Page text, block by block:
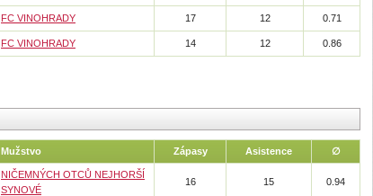
FC VINOHRADY 17 12 0.71
FC VINOHRADY 14 12 0.86
Mužstvo Zápasy Asistence ∅
NIČEMNÝCH OTCŮ NEJHORŠÍ
SYNOVÉ
16 15 0.94